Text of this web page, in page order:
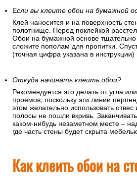
Если вы клеите обои на бумажной
Клей наносится и на поверхность
полотнище. Перед поклейкой
Обои на бумажной основе
сложите пополам для пропитки.
(точная цифра указана в
Откуда начинать клеить обои?
Рекомендуется это делать от угла
проемов, поскольку эти линии
этом желательно использовать
полосы не пошли вкривь.
каком-нибудь незаметном месте –
где часть стены будет скрыта
Как клеить обои на